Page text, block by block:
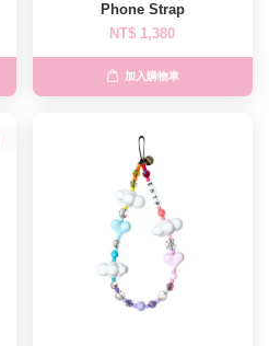
Phone Strap
NT$ 1,380
加入購物車